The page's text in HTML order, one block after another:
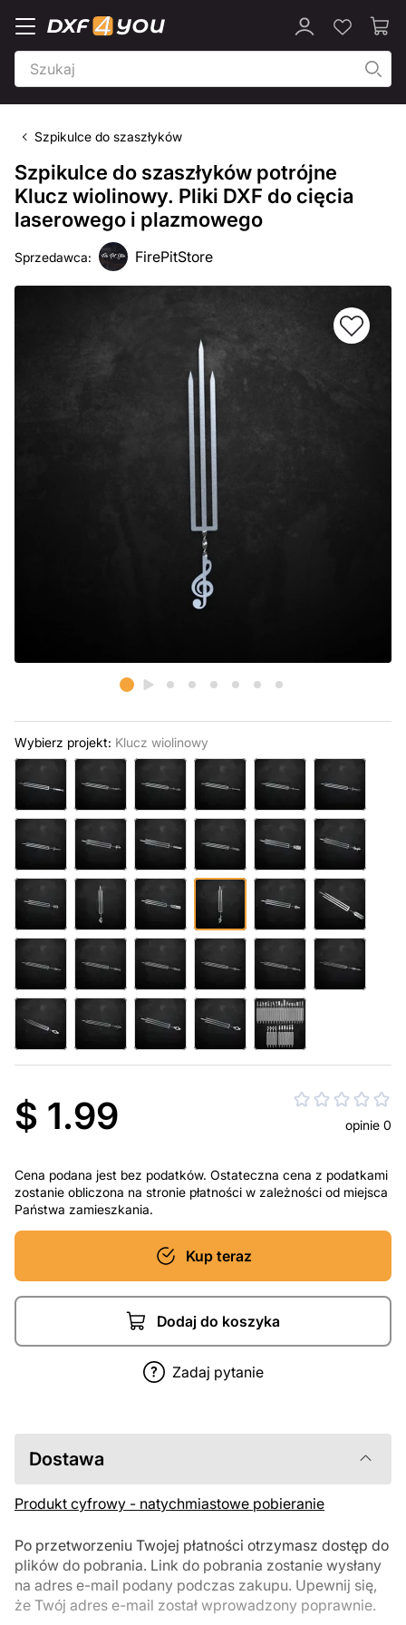
Szpikulce do szaszłyków
Szpikulce do szaszłyków potrójne
Klucz wiolinowy. Pliki DXF do cięcia
laserowego i plazmowego
Sprzedawca: FirePitStore
Wybierz projekt: Klucz wiolinowy
$ 1.99 opinie 0
Cena podana jest bez podatków. Ostateczna cena z podatkami
zostanie obliczona na stronie płatności w zależności od miejsca
Państwa zamieszkania.
Kup teraz
Dodaj do koszyka
Zadaj pytanie
Dostawa
Produkt cyfrowy - natychmiastowe pobieranie
Po przetworzeniu Twojej płatności otrzymasz dostęp do
plików do pobrania. Link do pobrania zostanie wysłany
na adres e-mail podany podczas zakupu. Upewnij się,
że Twój adres e-mail został wprowadzony poprawnie.